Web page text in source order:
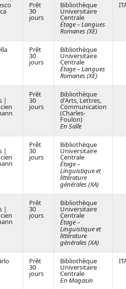
Prêt
30
jours
Bibliothèque
Universitaire
Centrale
Étage – Langues
Romanes (XE)
Prêt
30
jours
Bibliothèque
Universitaire
Centrale
Étage – Langues
Romanes (XE)
|
Prêt
30
jours
Bibliothèque
d'Arts, Lettres,
Communication
(Charles-
Foulon)
En Salle
|
Prêt
30
jours
Bibliothèque
Universitaire
Centrale
Étage –
Linguistique et
littérature
générales (XA)
|
Prêt
30
jours
Bibliothèque
Universitaire
Centrale
Étage –
Linguistique et
littérature
générales (XA)
Prêt
30
jours
Bibliothèque
Universitaire
Centrale
En Magasin